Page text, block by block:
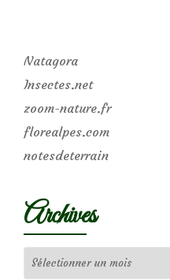
Natagora
Insectes.net
zoom-nature.fr
florealpes.com
notesdeterrain
Archives